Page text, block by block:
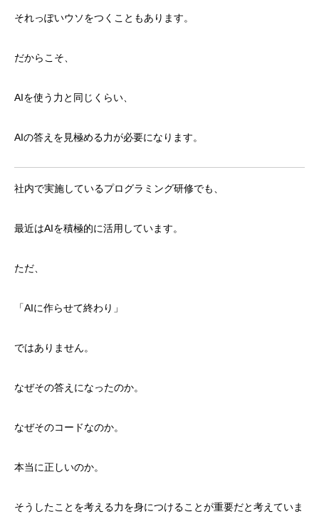
それっぽいウソをつくこともあります。
だからこそ、
AIを使う力と同じくらい、
AIの答えを見極める力が必要になります。
社内で実施しているプログラミング研修でも、
最近はAIを積極的に活用しています。
ただ、
「AIに作らせて終わり」
ではありません。
なぜその答えになったのか。
なぜそのコードなのか。
本当に正しいのか。
そうしたことを考える力を身につけることが重要だと考えていま